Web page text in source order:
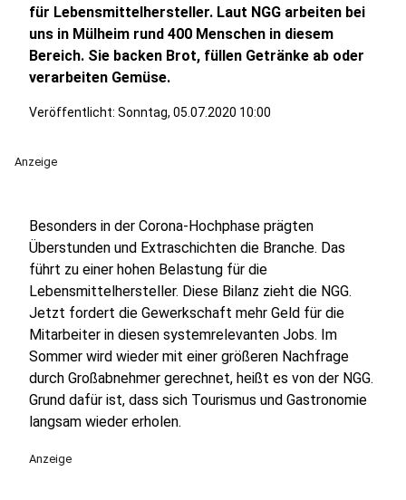
für Lebensmittelhersteller. Laut NGG arbeiten bei
uns in Mülheim rund 400 Menschen in diesem
Bereich. Sie backen Brot, füllen Getränke ab oder
verarbeiten Gemüse.
Veröffentlicht: Sonntag, 05.07.2020 10:00
Anzeige
Besonders in der Corona-Hochphase prägten
Überstunden und Extraschichten die Branche. Das
führt zu einer hohen Belastung für die
Lebensmittelhersteller. Diese Bilanz zieht die NGG.
Jetzt fordert die Gewerkschaft mehr Geld für die
Mitarbeiter in diesen systemrelevanten Jobs. Im
Sommer wird wieder mit einer größeren Nachfrage
durch Großabnehmer gerechnet, heißt es von der NGG.
Grund dafür ist, dass sich Tourismus und Gastronomie
langsam wieder erholen.
Anzeige